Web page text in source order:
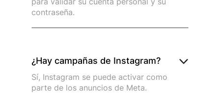
contraseña.
¿Hay campañas de Instagram?
Sí, Instagram se puede activar como
parte de los anuncios de Meta.